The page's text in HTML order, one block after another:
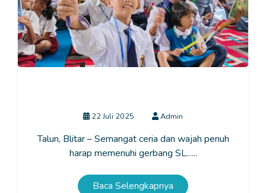
22 Juli 2025 Admin
Talun, Blitar – Semangat ceria dan wajah penuh
harap memenuhi gerbang SL......
Baca Selengkapnya